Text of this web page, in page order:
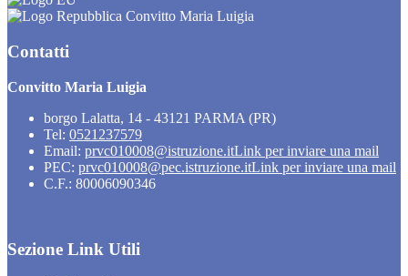
Convitto Maria Luigia
Contatti
Convitto Maria Luigia
borgo Lalatta, 14 - 43121 PARMA (PR)
Tel: 0521237579
Email: prvc010008@istruzione.itLink per inviare una mail
PEC: prvc010008@pec.istruzione.itLink per inviare una mail
C.F.: 80006090346
Sezione Link Utili